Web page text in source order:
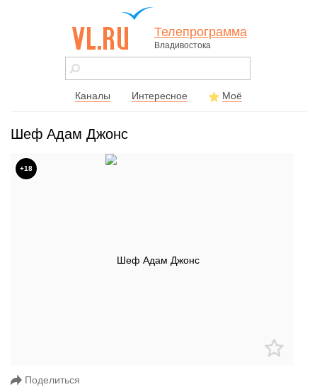
vl.ru - сайт
города
Телепрограмма
Владивостока
Каналы Интересное Моё
Шеф Адам Джонс
+18
Поделиться